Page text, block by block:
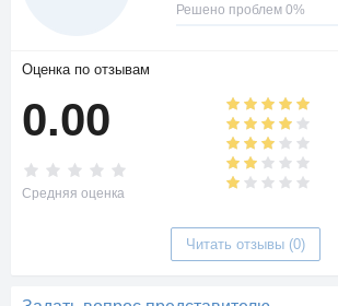
Решено проблем 0%
Оценка по отзывам
0.00
Средняя оценка
Читать отзывы (0)